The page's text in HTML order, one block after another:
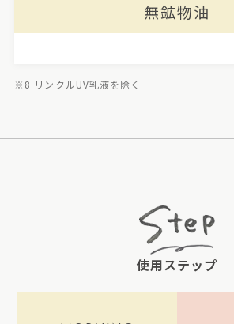
無鉱物油
※8 リンクルUV乳液を除く
使用ステップ